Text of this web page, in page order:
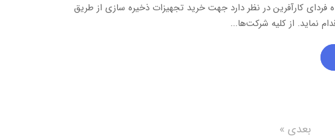
فردای کارآفرین در نظر دارد جهت خرید تجهیزات ذخیره سازی از طریق
نماید. از کلیه شرکت‌ها...
بعدی »